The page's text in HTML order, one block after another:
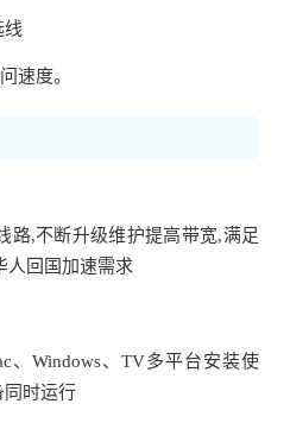
线
速度。
路,不断升级维护提高带宽,满足
人回国加速需求
、Windows、TV多平台安装使
同时运行